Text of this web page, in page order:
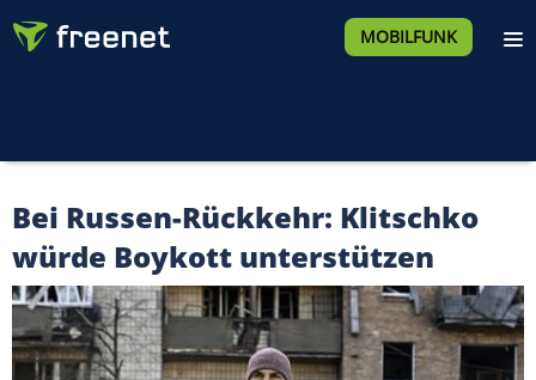
MOBILFUNK
Bei Russen-Rückkehr: Klitschko
würde Boykott unterstützen